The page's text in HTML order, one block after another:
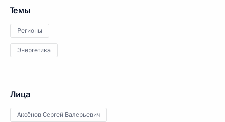
Темы
Регионы
Энергетика
Лица
Аксёнов Сергей Валерьевич